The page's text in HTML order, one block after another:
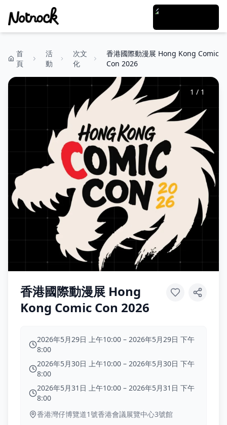
首
頁
活
動
次文
化
香港國際動漫展 Hong Kong Comic
Con 2026
1 / 1
香港國際動漫展 Hong
Kong Comic Con 2026
2026年5月29日 上午10:00 – 2026年5月29日 下午
8:00
2026年5月30日 上午10:00 – 2026年5月30日 下午
8:00
2026年5月31日 上午10:00 – 2026年5月31日 下午
8:00
香港灣仔博覽道1號香港會議展覽中心3號館